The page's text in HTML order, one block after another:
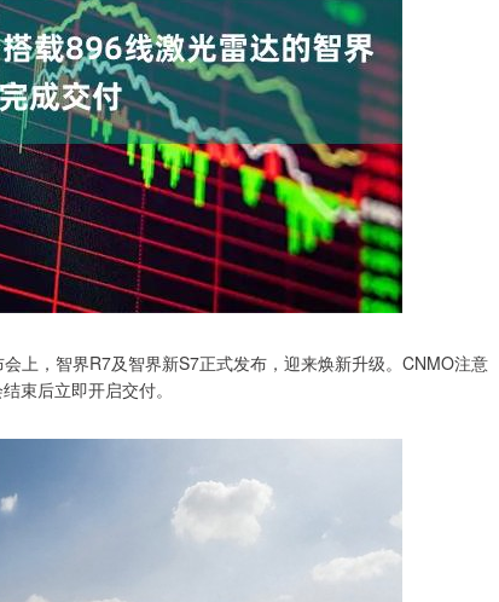
上，智界R7及智界新S7正式发布，迎来焕新升级。CNMO注意
束后立即开启交付。
沪深300 4694.44 43.13